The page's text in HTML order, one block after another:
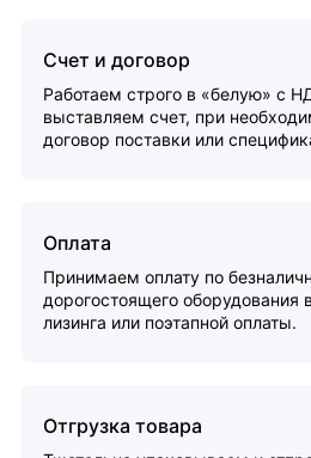
Счет и договор
Работаем строго в «белую» с
выставляем счет, при
договор поставки или
Оплата
Принимаем оплату по
дорогостоящего
лизинга или поэтапной оплаты.
Отгрузка товара